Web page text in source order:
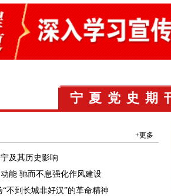
宁夏党史期
+更多
及其历史影响
能 驰而不息强化作风建设
不到长城非好汉”的革命精神